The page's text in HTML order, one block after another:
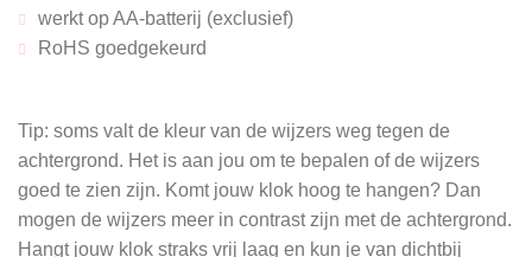
werkt op AA-batterij (exclusief)
RoHS goedgekeurd
Tip: soms valt de kleur van de wijzers weg tegen de
achtergrond. Het is aan jou om te bepalen of de wijzers
goed te zien zijn. Komt jouw klok hoog te hangen? Dan
mogen de wijzers meer in contrast zijn met de achtergrond.
Hangt jouw klok straks vrij laag en kun je van dichtbij